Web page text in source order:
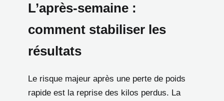
L’après-semaine :
comment stabiliser les
résultats
Le risque majeur après une perte de poids
rapide est la reprise des kilos perdus. La